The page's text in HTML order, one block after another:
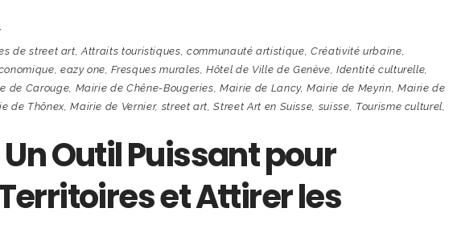
de street art ,Attraits touristiques ,communauté artistique ,Créativité urbaine
eazy one ,Fresques murales ,Hôtel de Ville de Genève ,Identité culturelle
de Carouge Mairie de Chêne-Bougeries ,Mairie de Lancy,Mairie de Meyrin Mairie de
de Thônex,Mairie de Vernier, street art ,Street Art en Suisse suisse Tourisme culturel
Un Outil Puissant pour
et Attirer les